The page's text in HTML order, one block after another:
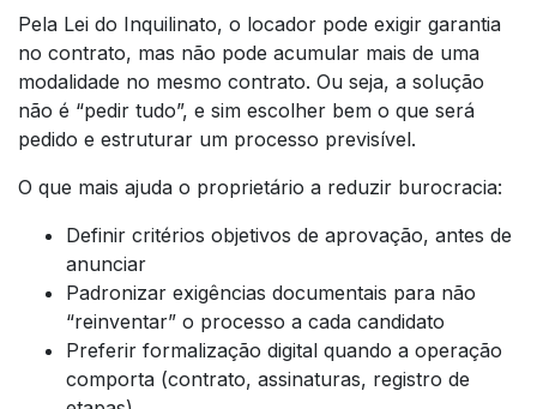
Pela Lei do Inquilinato, o locador pode exigir garantia
no contrato, mas não pode acumular mais de uma
modalidade no mesmo contrato. Ou seja, a solução
não é “pedir tudo”, e sim escolher bem o que será
pedido e estruturar um processo previsível.
O que mais ajuda o proprietário a reduzir burocracia:
Definir critérios objetivos de aprovação, antes de
anunciar
Padronizar exigências documentais para não
“reinventar” o processo a cada candidato
Preferir formalização digital quando a operação
comporta (contrato, assinaturas, registro de